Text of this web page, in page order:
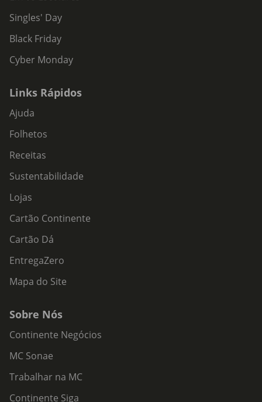
Singles' Day
Black Friday
Cyber Monday
Links Rápidos
Ajuda
Folhetos
Receitas
Sustentabilidade
Lojas
Cartão Continente
Cartão Dá
EntregaZero
Mapa do Site
Sobre Nós
Continente Negócios
MC Sonae
Trabalhar na MC
Continente Siga